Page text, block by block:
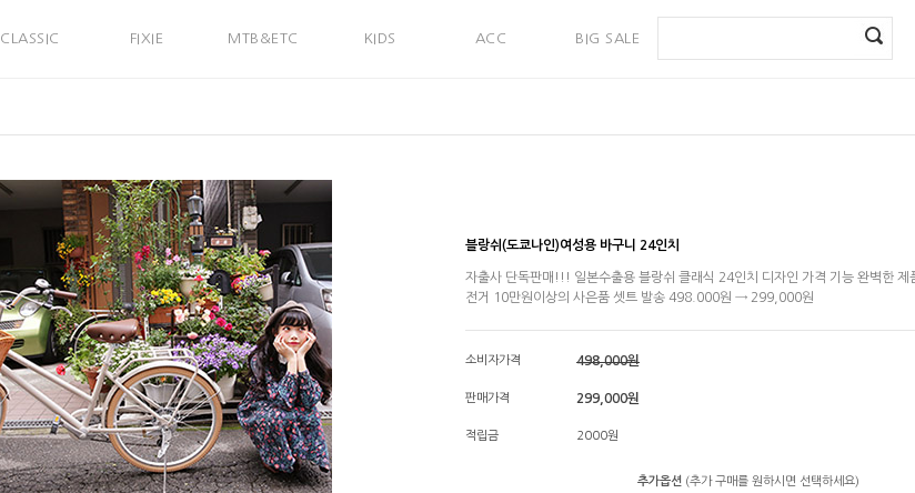
CLASSIC FIXIE MTB&ETC KIDS ACC BIG SALE
블랑쉬(도쿄나인)여성용 바구니 24인치
자출사 단독판매!!! 일본수출용 블랑쉬 클래식 24인치 디자인 가격 기능 완벽한
전거 10만원이상의 사은품 셋트 발송 498.000원 → 299,000원
소비자가격 498,000원
판매가격 299,000원
적립금 2000원
추가옵션 (추가 구매를 원하시면 선택하세요)